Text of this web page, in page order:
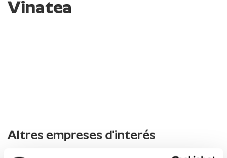
Vinatea
Altres empreses d'interés